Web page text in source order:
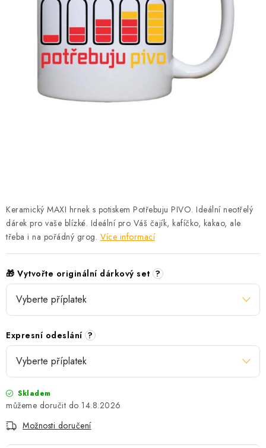
MÁM SRDCE POMÁHÁM
VÁNOCE
PROVIZNÍ SYSTÉM
Keramický MAXI hrnek s potiskem Potřebuju PIVO. Ideální neotřelý
dárek pro vaše blízké. Ideální pro Váš čajík, kafíčko, kakao, ale
třeba i na pořádný grog. Více informací
🎁 Vytvořte originální dárkový set ?
Expresní odeslání ?
Skladem
14.8.2026
Možnosti doručení